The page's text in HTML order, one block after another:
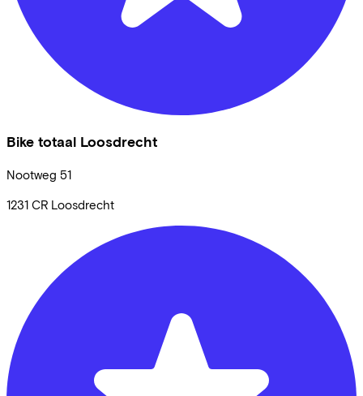
Bike totaal Loosdrecht
Nootweg 51
1231 CR Loosdrecht